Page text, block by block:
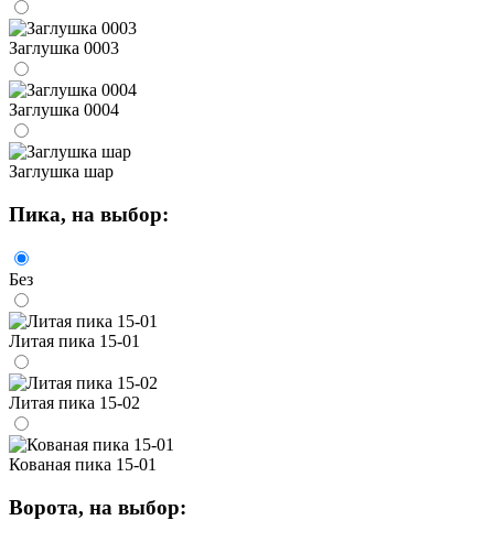
Заглушка 0003
Заглушка 0004
Заглушка шар
Пика, на выбор:
Без
Литая пика 15-01
Литая пика 15-02
Кованая пика 15-01
Ворота, на выбор: